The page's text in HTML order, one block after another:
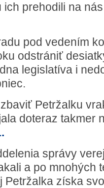
prehodili na
pod vedením
odstrániť
legislatíva i
Petržalku
doteraz takmer
správy
a po mnohých
Petržalka získa